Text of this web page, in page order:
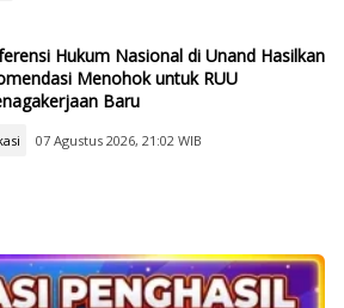
Hukum Nasional di Unand Hasilkan
Menohok untuk RUU
Baru
07 Agustus 2026, 21:02 WIB